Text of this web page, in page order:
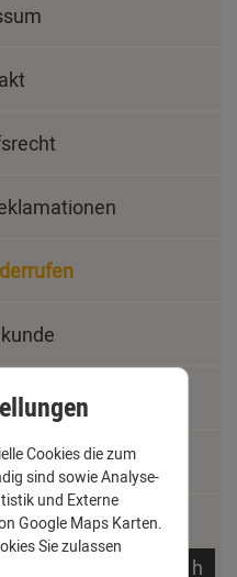
h
Cookies die zum
sind sowie Analyse-
und Externe
Google Maps Karten.
Sie zulassen